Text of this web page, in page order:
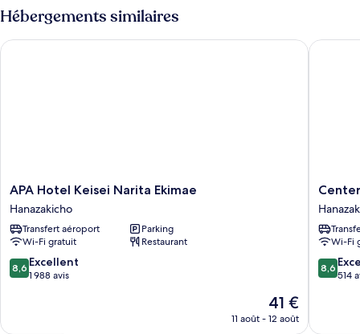
Standard
Twin
Room
type
de
chambre
Standard
Hébergements similaires
APA
Hotel
Keisei
Narita
Ekimae
Hanazakicho
APA Hotel Keisei Narita Ekimae
Hanazakicho
Transfert aéroport
Parking
Wi-Fi gratuit
Restaurant
8.6
sur
8,6 Excellent
1 988 avis
Le
nouveau
41 €
11 août - 12 août
APA Hotel Keisei Narita Ekimae
Center
Hotel
Narita
2
R51Wi-Fi
8.6
sur
8,6
514
Center